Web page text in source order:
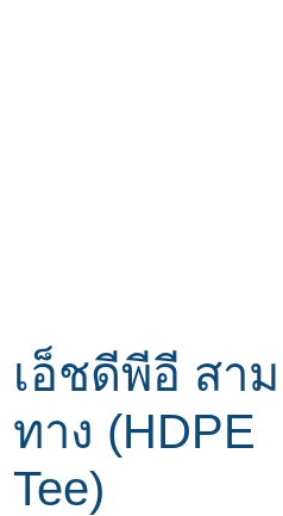
เอ็ชดีพีอี สาม
ทาง (HDPE
Tee)